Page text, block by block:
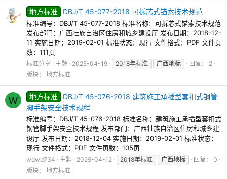
地方标准 DBJ/T 45-077-2018 可拆芯式锚索技术规范
标准编号：DBJ/T 45-077-2018 标准名称：可拆芯式锚索技术规范
发布部门：广西壮族自治区住房和城乡建设厅 发布日期：2018-12-
11 实施日期：2019-02-01 标准状态：现行 文件格式：PDF 文件页
数：111页
标准分享 主题 2025-04-19 2018年标准 广西地标
回复： 2
版块： 地方标准
W 地方标准
DBJ/T 45-076-2018 建筑施工承插型套扣式钢管
脚手架安全技术规程
标准编号：DBJ/T 45-076-2018 标准名称：建筑施工承插型套扣式
钢管脚手架安全技术规程 发布部门：广西壮族自治区住房和城乡建
设厅 发布日期：2018-12-04 实施日期：2019-02-01 标准状态：
现行 文件格式：PDF 文件页数：105页
wdwd734 主题 2025-04-12 2018年标准 广西地标
回复： 0
版块： 地方标准